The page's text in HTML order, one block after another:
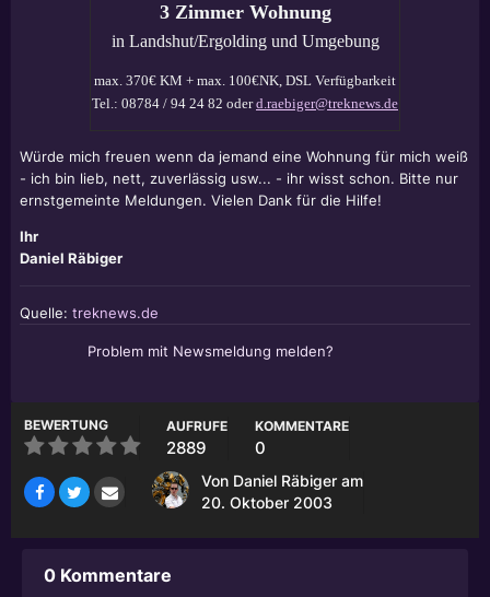
3 Zimmer Wohnung
in Landshut/Ergolding und Umgebung
max. 370€ KM + max. 100€NK, DSL Verfügbarkeit
Tel.: 08784 / 94 24 82 oderd.raebiger@treknews.de
Würde mich freuen wenn da jemand eine Wohnung für mich weiß
- ich bin lieb, nett, zuverlässig usw... - ihr wisst schon. Bitte nur
ernstgemeinte Meldungen. Vielen Dank für die Hilfe!
Ihr
Daniel Räbiger
Quelle: treknews.de
Problem mit Newsmeldung melden?
BEWERTUNG AUFRUFE
2889
KOMMENTARE
0
Von Daniel Räbiger am
20. Oktober 2003
0 Kommentare